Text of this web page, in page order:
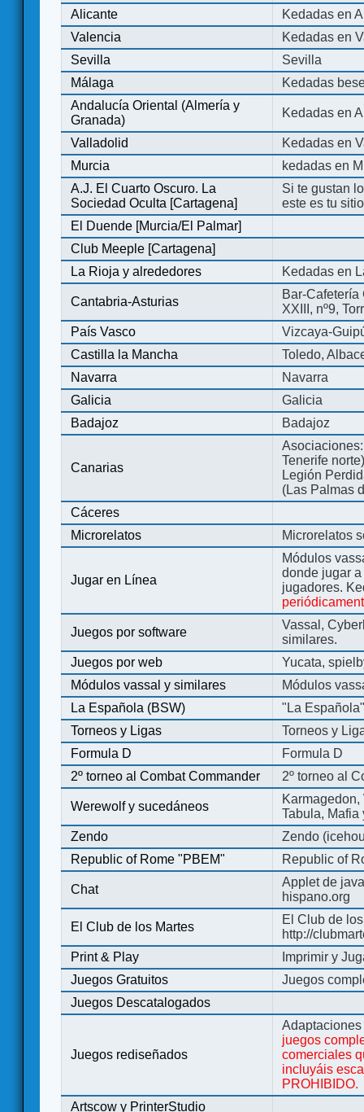
Alicante
Kedadas en
Valencia
Kedadas en
Sevilla
Sevilla
Málaga
Kedadas
Andalucía Oriental (Almería y
Granada)
Kedadas en
Valladolid
Kedadas en
Murcia
kedadas en
A.J. El Cuarto Oscuro. La
Sociedad Oculta [Cartagena]
Si te gustan
este es tu
El Duende [Murcia/El Palmar]
Club Meeple [Cartagena]
La Rioja y alrededores
Kedadas en
Cantabria-Asturias
Bar-
XXIII, nº9,
País Vasco
Vizcaya-
Castilla la Mancha
Toledo,
Navarra
Navarra
Galicia
Galicia
Badajoz
Badajoz
Canarias
Tenerife
Legión
(Las Palmas
Cáceres
Microrelatos
Microrelatos
Jugar en Línea
Módulos
donde jugar
jugadores.
Juegos por software
Vassal,
similares.
Juegos por web
Yucata,
Módulos vassal y similares
Módulos
La Española (BSW)
"La
Torneos y Ligas
Torneos y
Formula D
Formula D
2º torneo al Combat Commander
2º torneo al
Werewolf y sucedáneos
Tabula, Mafia
Zendo
Zendo
Republic of Rome "PBEM"
Republic of
Chat
Applet de
hispano.org
El Club de los Martes
El Club de
http://
Print & Play
Imprimir y
Juegos Gratuitos
Juegos
Juegos Descatalogados
Juegos rediseñados
juegos
comerciales
incluyáis
PROHIBIDO.
Artscow y PrinterStudio